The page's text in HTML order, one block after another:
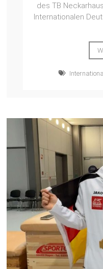
des TB
Internationalen